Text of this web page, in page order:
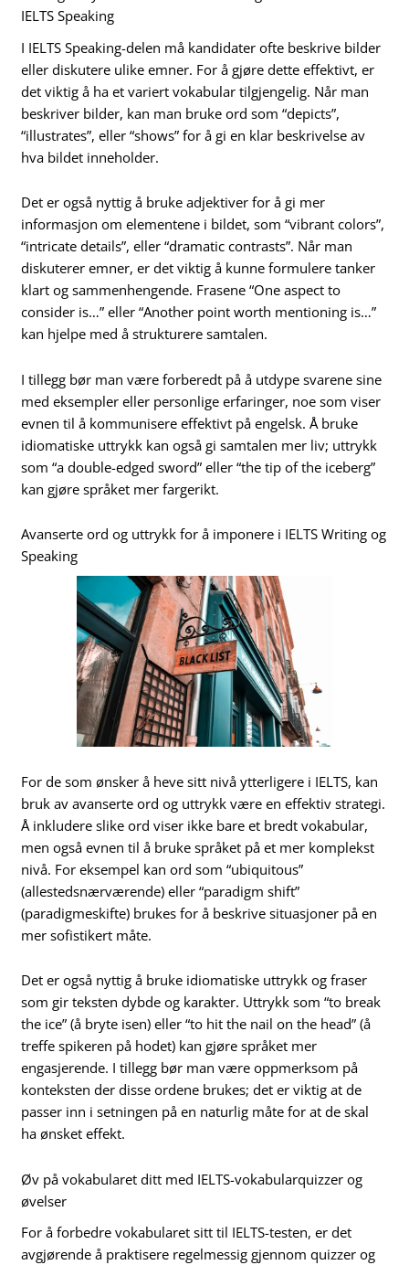
IELTS Speaking
I IELTS Speaking-delen må kandidater ofte beskrive bilder
eller diskutere ulike emner. For å gjøre dette effektivt, er
det viktig å ha et variert vokabular tilgjengelig. Når man
beskriver bilder, kan man bruke ord som “depicts”,
“illustrates”, eller “shows” for å gi en klar beskrivelse av
hva bildet inneholder.
Det er også nyttig å bruke adjektiver for å gi mer
informasjon om elementene i bildet, som “vibrant colors”,
“intricate details”, eller “dramatic contrasts”. Når man
diskuterer emner, er det viktig å kunne formulere tanker
klart og sammenhengende. Frasene “One aspect to
consider is…” eller “Another point worth mentioning is…”
kan hjelpe med å strukturere samtalen.
I tillegg bør man være forberedt på å utdype svarene sine
med eksempler eller personlige erfaringer, noe som viser
evnen til å kommunisere effektivt på engelsk. Å bruke
idiomatiske uttrykk kan også gi samtalen mer liv; uttrykk
som “a double-edged sword” eller “the tip of the iceberg”
kan gjøre språket mer fargerikt.
Avanserte ord og uttrykk for å imponere i IELTS Writing og
Speaking
For de som ønsker å heve sitt nivå ytterligere i IELTS, kan
bruk av avanserte ord og uttrykk være en effektiv strategi.
Å inkludere slike ord viser ikke bare et bredt vokabular,
men også evnen til å bruke språket på et mer komplekst
nivå. For eksempel kan ord som “ubiquitous”
(allestedsnærværende) eller “paradigm shift”
(paradigmeskifte) brukes for å beskrive situasjoner på en
mer sofistikert måte.
Det er også nyttig å bruke idiomatiske uttrykk og fraser
som gir teksten dybde og karakter. Uttrykk som “to break
the ice” (å bryte isen) eller “to hit the nail on the head” (å
treffe spikeren på hodet) kan gjøre språket mer
engasjerende. I tillegg bør man være oppmerksom på
konteksten der disse ordene brukes; det er viktig at de
passer inn i setningen på en naturlig måte for at de skal
ha ønsket effekt.
Øv på vokabularet ditt med IELTS-vokabularquizzer og
øvelser
For å forbedre vokabularet sitt til IELTS-testen, er det
avgjørende å praktisere regelmessig gjennom quizzer og